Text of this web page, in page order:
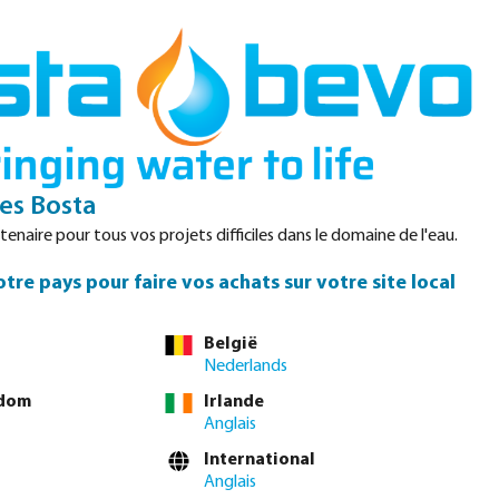
Login Panier
Datasheets Waterpoints Service
commandez directement via letableau complet des
4"
contacter le service commercial
Bosta
pour tous vos projets difficiles dans le domaine de l'eau.
pays pour faire vos achats sur votre site local
België
Nederlands
Irlande
Anglais
International
Anglais